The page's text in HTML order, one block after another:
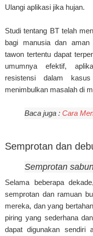
Ulangi aplikasi jika hujan.
Studi tentang BT telah
bagi manusia dan aman
tawon tertentu dapat
umumnya efektif,
resistensi dalam
menimbulkan masalah di
Baca juga : Cara
Semprotan dan
Semprotan
Selama beberapa
semprotan dan ramuan
mereka, dan yang
piring yang sederhana
dapat digunakan sendiri